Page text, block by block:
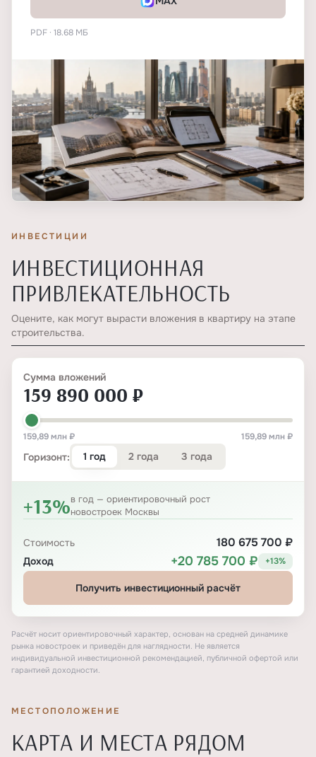
PDF · 18.68 МБ
ИНВЕСТИЦИИ
ИНВЕСТИЦИОННАЯ
ПРИВЛЕКАТЕЛЬНОСТЬ
Оцените, как могут вырасти вложения в квартиру на этапе
строительства.
Сумма вложений
159 890 000 ₽
159,89 млн ₽ 159,89 млн ₽
Горизонт: 1 год 2 года 3 года
+13%в год — ориентировочный рост
новостроек Москвы
Стоимость 180 675 700 ₽
Доход +20 785 700 ₽ +13%
Получить инвестиционный расчёт
Расчёт носит ориентировочный характер, основан на средней динамике
рынка новостроек и приведён для наглядности. Не является
индивидуальной инвестиционной рекомендацией, публичной офертой или
гарантией доходности.
МЕСТОПОЛОЖЕНИЕ
КАРТА И МЕСТА РЯДОМ